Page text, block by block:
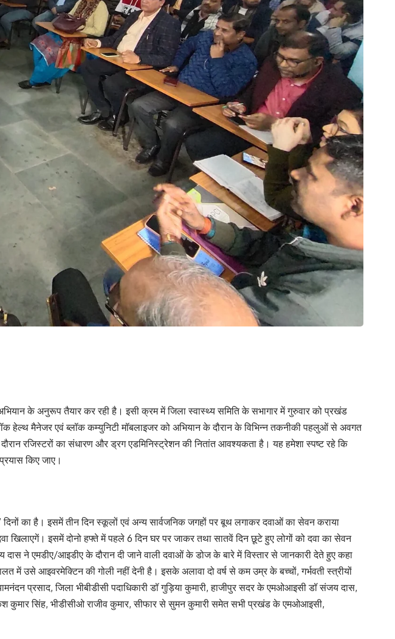
के अनुरूप तैयार कर रही है। इसी क्रम में जिला स्वास्थ्य समिति के सभागार में गुरुवार को प्रखंड
हेल्थ मैनेजर एवं ब्लॉक कम्युनिटी मॉबलाइजर को अभियान के दौरान के विभिन्न तकनीकी पहलुओं से अवगत
रजिस्टरों का संधारण और ड्रग एडमिनिस्ट्रेशन की नितांत आवश्यकता है। यह हमेशा स्पष्ट रहे कि
किए जाए।
दिनों का है। इसमें तीन दिन स्कूलों एवं अन्य सार्वजनिक जगहों पर बूथ लगाकर दवाओं का सेवन कराया
खिलाएगें। इसमें दोनो हफ्ते में पहले 6 दिन घर पर जाकर तथा सातवें दिन छूटे हुए लोगों को ​दवा का सेवन
ने एमडीए/आइडीए के दौरान दी जाने वाली दवाओं के डोज के बारे में विस्तार से जानकारी देते हुए कहा
में उसे आइवरमेक्टिन की गोली नहीं देनी है। इसके अलावा दो वर्ष से कम उम्र के बच्चों, गर्भवती स्त्रीयों
प्रसाद, जिला भीबीडीसी पदाधिकारी डॉ गुड़िया कुमारी, हाजीपुर सदर के एमओआइसी डॉ संजय दास,
कुमार सिंह, भीडीसीओ राजीव कुमार, सीफार से सुमन कुमारी समेत सभी प्रखंड के एमओआइसी,